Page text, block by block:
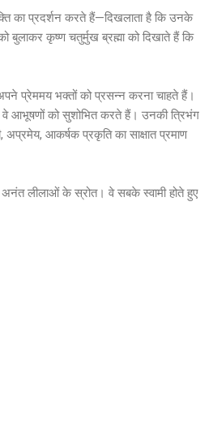
का प्रदर्शन करते हैं—दिखलाता है कि उनके
कृष्ण चतुर्मुख ब्रह्मा को दिखाते हैं कि
प्रेममय भक्तों को प्रसन्न करना चाहते हैं।
आभूषणों को सुशोभित करते हैं। उनकी त्रिभंग
आकर्षक प्रकृति का साक्षात प्रमाण
अनंत लीलाओं के स्रोत। वे सबके स्वामी होते हुए